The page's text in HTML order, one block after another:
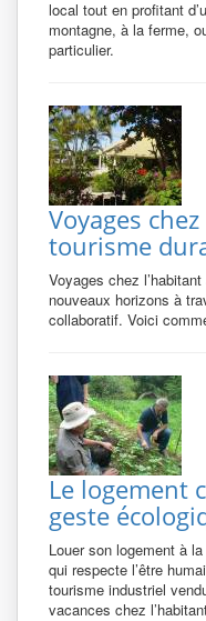
local tout en profitant
montagne, à la ferme,
particulier.
Voyages
tourisme
Voyages chez
nouveaux horizons à
collaboratif. Voici
Le logement
geste
Louer son logement à
qui respecte l’être
tourisme industriel
vacances chez